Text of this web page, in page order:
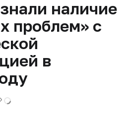
наличие
проблем» с
в